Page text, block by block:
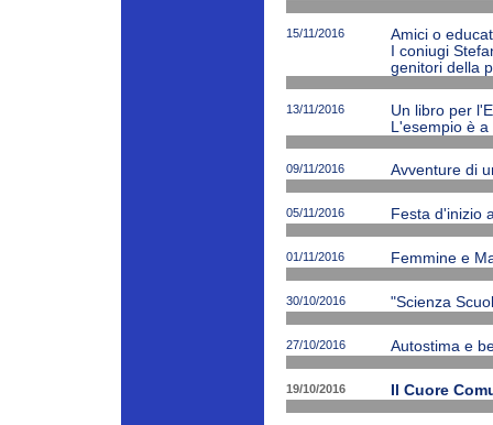
15/11/2016
Amici o
I coniugi
genitori della
13/11/2016
Un libro per
L'esempio è a
09/11/2016 Avventure di
05/11/2016 Festa d'inizio
01/11/2016 Femmine e
30/10/2016 "Scienza
27/10/2016 Autostima e
19/10/2016 Il Cuore